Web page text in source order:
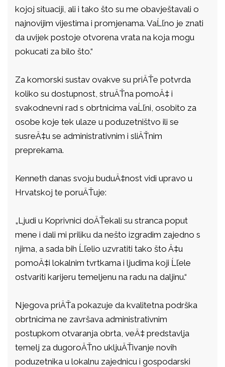
kojoj situaciji, ali i tako što su me obavještavali o
najnovijim vijestima i promjenama. VaĹľno je znati
da uvijek postoje otvorena vrata na koja mogu
pokucati za bilo što.“
Za komorski sustav ovakve su priÄŤe potvrda
koliko su dostupnost, struÄŤna pomoÄ‡ i
svakodnevni rad s obrtnicima vaĹľni, osobito za
osobe koje tek ulaze u poduzetništvo ili se
susreÄ‡u se administrativnim i sliÄŤnim
preprekama.
Kenneth danas svoju buduÄ‡nost vidi upravo u
Hrvatskoj te poruÄŤuje:
„Ljudi u Koprivnici doÄŤekali su stranca poput
mene i dali mi priliku da nešto izgradim zajedno s
njima, a sada bih Ĺľelio uzvratiti tako što Ä‡u
pomoÄ‡i lokalnim tvrtkama i ljudima koji Ĺľele
ostvariti karijeru temeljenu na radu na daljinu.“
Njegova priÄŤa pokazuje da kvalitetna podrška
obrtnicima ne završava administrativnim
postupkom otvaranja obrta, veÄ‡ predstavlja
temelj za dugoroÄŤno ukljuÄŤivanje novih
poduzetnika u lokalnu zajednicu i gospodarski